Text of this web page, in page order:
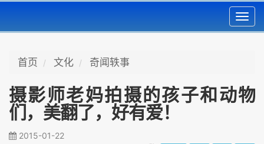
首页 文化 奇闻轶事
摄影师老妈拍摄的孩子和动物
们，美翻了，好有爱！
2015-01-22